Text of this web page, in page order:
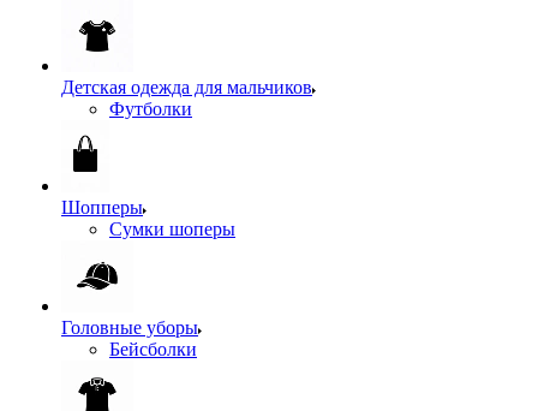
Детская одежда для мальчиков
Футболки
Шопперы
Сумки шоперы
Головные уборы
Бейсболки